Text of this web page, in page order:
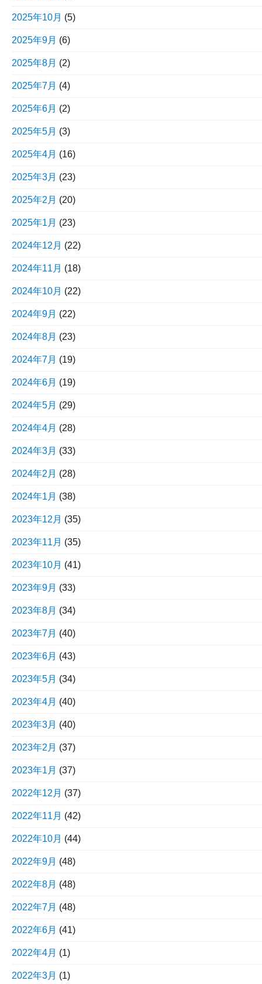
2025年10月 (5)
2025年9月 (6)
2025年8月 (2)
2025年7月 (4)
2025年6月 (2)
2025年5月 (3)
2025年4月 (16)
2025年3月 (23)
2025年2月 (20)
2025年1月 (23)
2024年12月 (22)
2024年11月 (18)
2024年10月 (22)
2024年9月 (22)
2024年8月 (23)
2024年7月 (19)
2024年6月 (19)
2024年5月 (29)
2024年4月 (28)
2024年3月 (33)
2024年2月 (28)
2024年1月 (38)
2023年12月 (35)
2023年11月 (35)
2023年10月 (41)
2023年9月 (33)
2023年8月 (34)
2023年7月 (40)
2023年6月 (43)
2023年5月 (34)
2023年4月 (40)
2023年3月 (40)
2023年2月 (37)
2023年1月 (37)
2022年12月 (37)
2022年11月 (42)
2022年10月 (44)
2022年9月 (48)
2022年8月 (48)
2022年7月 (48)
2022年6月 (41)
2022年4月 (1)
2022年3月 (1)